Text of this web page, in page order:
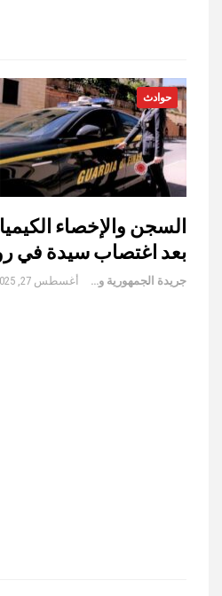
حوادث
السجن والإخصاء
بعد اغتصاب سيدة في
جريدة الجمهورية والعالم أغسطس 27, 2025